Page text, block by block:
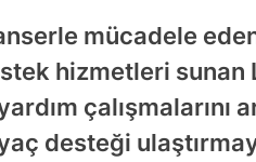
mücadele
hizmetleri sunan
çalışmalarını
desteği